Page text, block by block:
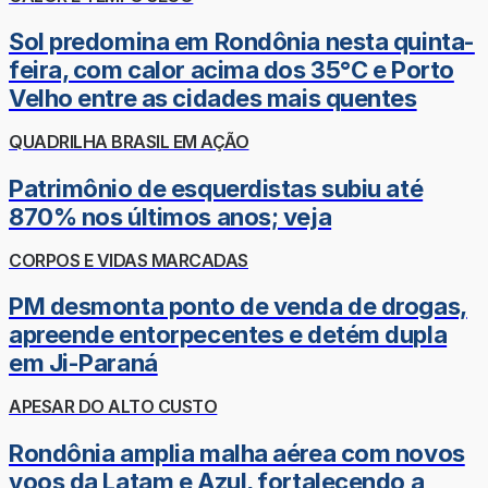
Sol predomina em Rondônia nesta quinta-
feira, com calor acima dos 35°C e Porto
Velho entre as cidades mais quentes
QUADRILHA BRASIL EM AÇÃO
Patrimônio de esquerdistas subiu até
870% nos últimos anos; veja
CORPOS E VIDAS MARCADAS
PM desmonta ponto de venda de drogas,
apreende entorpecentes e detém dupla
em Ji-Paraná
APESAR DO ALTO CUSTO
Rondônia amplia malha aérea com novos
voos da Latam e Azul, fortalecendo a